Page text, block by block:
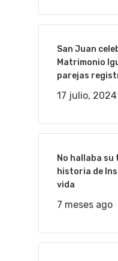
San Juan
Matrimonio
parejas
17 julio, 2024
No hallaba su
historia de
vida
7 meses ago